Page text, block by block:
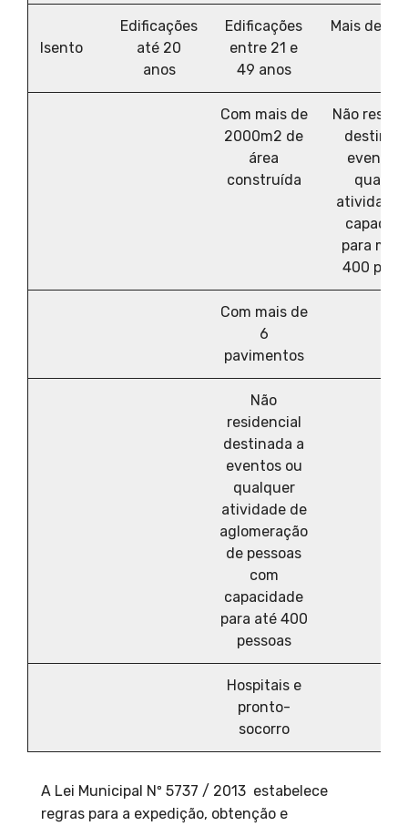
de
5 anos
anos
(a partir
Isento
Edificações
até 20
anos
Edificações
entre 21 e
49 anos
Mais de 50
Com mais de
2000m2 de
área
construída
Não
eventos
atividade
para
400
Com mais de
6
pavimentos
Não
residencial
destinada a
eventos ou
qualquer
atividade de
aglomeração
de pessoas
com
capacidade
para até 400
pessoas
Hospitais e
pronto-
socorro
A Lei Municipal Nº 5737 / 2013 estabelece
regras para a expedição, obtenção e